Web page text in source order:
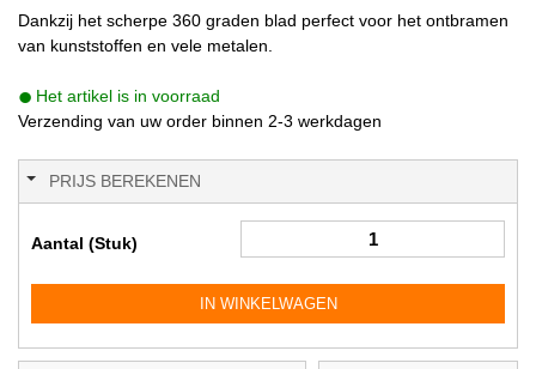
Dankzij het scherpe 360 graden blad perfect voor het ontbramen
van kunststoffen en vele metalen.
Het artikel is in voorraad
Verzending van uw order binnen 2-3 werkdagen
PRIJS BEREKENEN
Aantal (Stuk)
IN WINKELWAGEN